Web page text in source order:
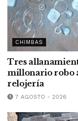
CHIMBAS
Tres
millonario robo
relojería
7 AGOSTO - 2026